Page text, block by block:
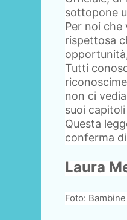
sottopone
Per noi che
rispettosa
Tutti
non ci
suoi
Questa
conferma
Laura
Foto: